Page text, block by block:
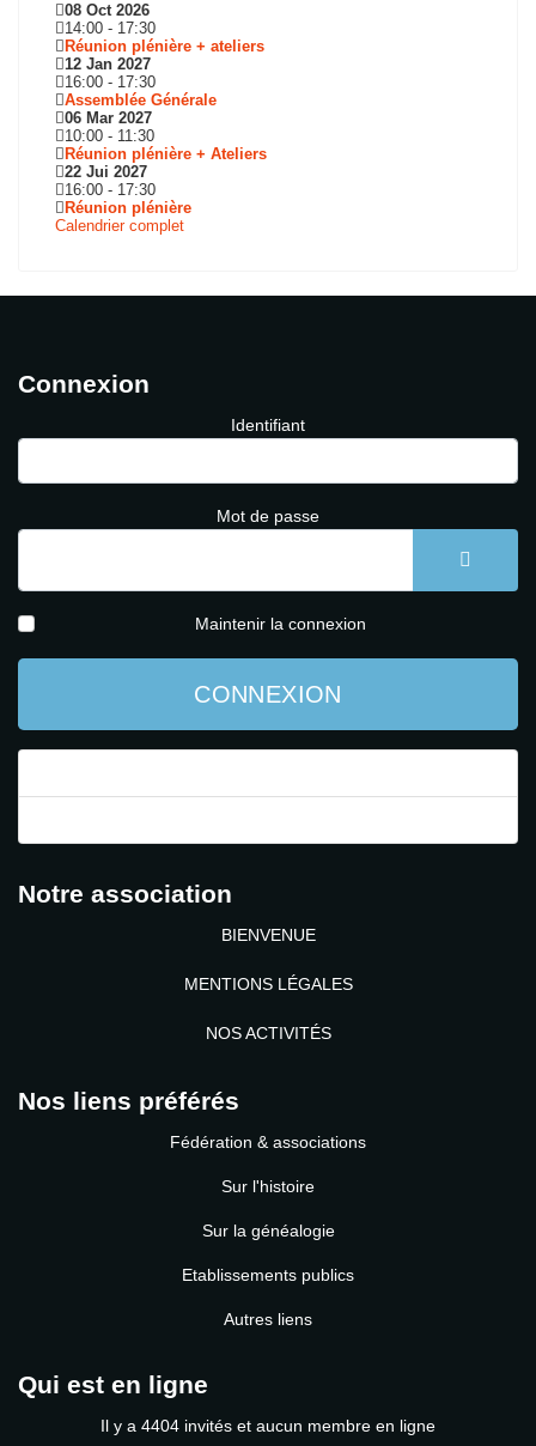
08 Oct 2026
14:00 - 17:30
Réunion plénière + ateliers
12 Jan 2027
16:00 - 17:30
Assemblée Générale
06 Mar 2027
10:00 - 11:30
Réunion plénière + Ateliers
22 Jui 2027
16:00 - 17:30
Réunion plénière
Calendrier complet
Connexion
Identifiant
Mot de passe
Maintenir la connexion
CONNEXION
Notre association
BIENVENUE
MENTIONS LÉGALES
NOS ACTIVITÉS
Nos liens préférés
Fédération & associations
Sur l'histoire
Sur la généalogie
Etablissements publics
Autres liens
Qui est en ligne
Il y a 4404 invités et aucun membre en ligne